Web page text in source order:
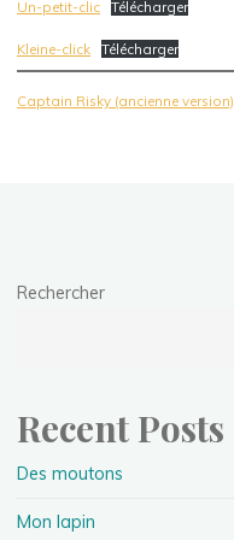
Un-petit-clic Télécharger
Kleine-click Télécharger
Captain Risky (ancienne version)
Rechercher
Recent Posts
Des moutons
Mon lapin